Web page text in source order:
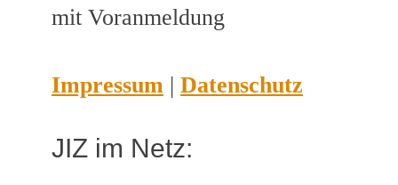
mit Voranmeldung
Impressum | Datenschutz
JIZ im Netz: